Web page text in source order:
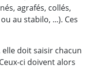
agrafés, collés,
au stabilo, ...). Ces
elle doit saisir chacun
ci doivent alors